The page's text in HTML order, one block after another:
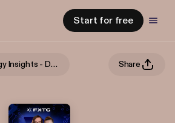
Start for free
Media Technology Insights - Der Medientechnik-Podcast Share